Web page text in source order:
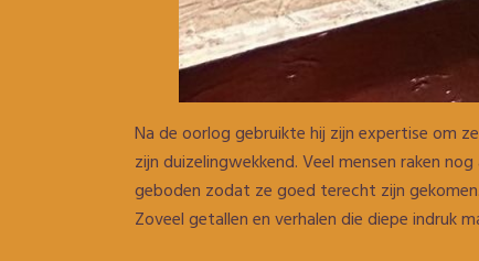
Na de oorlog gebruikte hij zijn expertise om
zijn duizelingwekkend. Veel mensen raken
geboden zodat ze goed terecht zijn
Zoveel getallen en verhalen die diepe indruk